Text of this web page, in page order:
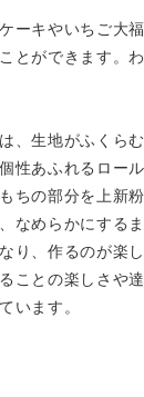
ーキやいちご大
とができます。
、生地がふくら
性あふれるロー
ちの部分を上新
なめらかにする
り、作るのが楽
ことの楽しさや
います。